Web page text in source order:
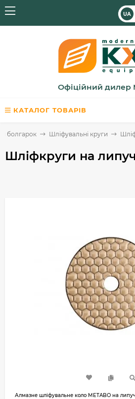
UA
Офіційний дилер
КАТАЛОГ ТОВАРІВ
болгарок Шліфувальні круги
Шліфкруги на
Алмазне шліфувальне коло METABO на